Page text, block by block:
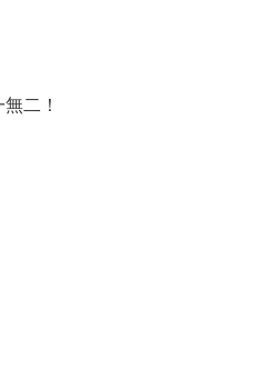
二！